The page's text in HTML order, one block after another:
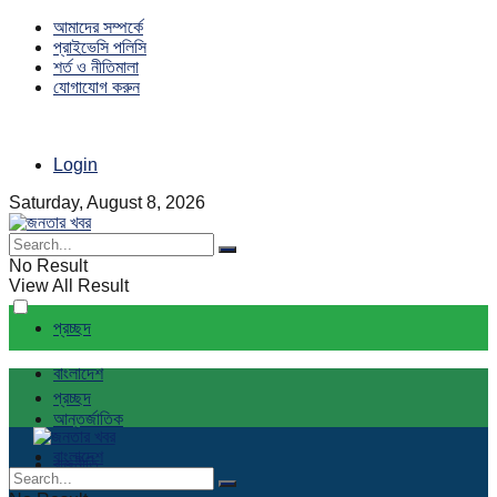
আমাদের সম্পর্কে
প্রাইভেসি পলিসি
শর্ত ও নীতিমালা
যোগাযোগ করুন
Login
Saturday, August 8, 2026
No Result
View All Result
প্রচ্ছদ
বাংলাদেশ
আন্তর্জাতিক
রাজনীতি
প্রচ্ছদ
বাংলাদেশ